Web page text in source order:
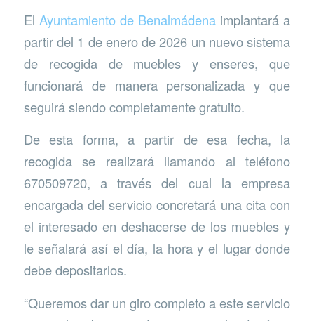
El Ayuntamiento de Benalmádena implantará a
partir del 1 de enero de 2026 un nuevo sistema
de recogida de muebles y enseres, que
funcionará de manera personalizada y que
seguirá siendo completamente gratuito.
De esta forma, a partir de esa fecha, la
recogida se realizará llamando al teléfono
670509720, a través del cual la empresa
encargada del servicio concretará una cita con
el interesado en deshacerse de los muebles y
le señalará así el día, la hora y el lugar donde
debe depositarlos.
“Queremos dar un giro completo a este servicio